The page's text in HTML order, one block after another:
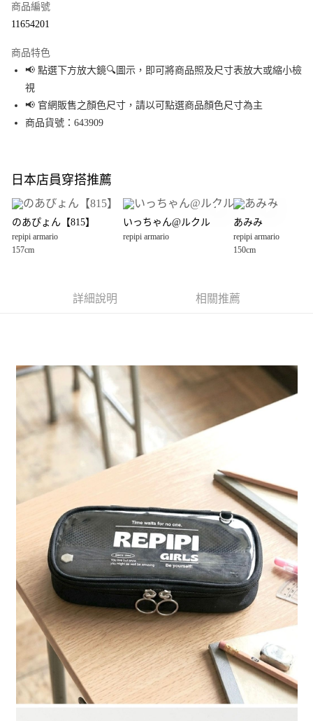
Apple Pay
街口支付
悠遊付
全盈+PAY
大哥付你分期
【大哥付你分期使用說明】
1.本服務由台灣大哥大提供，台灣大哥大用戶可立即使用無須另外申請。
2.付款方式選擇「大哥付你分期」，訂單成立後會自動跳轉到大哥付的交易
3.實際核准額度、可分期數及費用金額請依後續交易確認頁面所載為準。
4.訂單成立30分鐘內，如未前往確認交易或遇審核未通過，訂單將自動取
醒簡訊。
2.透過簡訊連結打開帳單後，可選擇「超商條碼／台灣大直營門市／銀行轉
帳／街口支付／iPASS MONEY」等通路繳費。
【注意事項】
1.本服務係由「台灣大哥大股份有限公司」（以下簡稱本公司）所提供，讓
用戶於交易時，得透過本服務購買商品或服務，並由商店將買賣／分期付款
買賣價金債權讓與本公司後，依約使用本公司帳單繳交帳款。
2.基於同意付款使用「大哥付你分期」之契約關係目的，商店將以您的個人
資料（包含姓名、電話或地址）提供予台灣大哥大進項蒐集、處理及利用，
由本公司與您本人進行分期帳單所需資料之確認、核對及更正。
3.完整用戶服務條款，請詳閱以下連結：https://oppay.tw/userRule
AFTEE先享後付
１．於結帳方式選擇「AFTEE先享後付」後，將跳轉至「AFTEE先享後付」
結帳頁面，進行簡訊認證並確認金額後，即可完成結帳。
２．訂單成立數日內，您將收到繳費通知簡訊。
３．收到繳費通知簡訊後14天內，點擊此簡訊中的連結，可透過四大超商／
ATM／網路銀行／等多元方式進行付款，方視為交易完成。
※ 請注意：結帳手續完成當下不需立刻繳費，但若您需要取消訂單，請聯絡
購買商品的店家。未經商家同意取消之訂單仍視為有效，需透過AFTEE先享
※ 交易是否成功請以「AFTEE先享後付 」之結帳頁面顯示為準，若有關於
是否繳費成功／繳費後需取消欲退款等相關疑問，請聯繫「AFTEE先享後付
客戶支援中心」
https://netprotections.freshdesk.com/support/home
【注意事項】
１．透過由恩沛科技股份有限公司提供之「AFTEE先享後付」服務完成之交
易，需依本服務之必要範圍內提供個人資料，並將交易相關給付款項請求債
權轉讓予恩沛科技股份有限公司。
２．關於個人資料處理事宜，請瀏覽以下網址：https://aftee.tw/terms/#terms3
３．未成年的使用者請事先徵得法定代理人或監護人之同意方可使用
「AFTEE先享後付」，若未經同意申辦者引起之損失，本公司不負相關責
任。
４．使用「AFTEE先享後付」時，將依據個別帳號之用戶狀況，依本公司即
時審查核予不同之上限額度；若仍有額度不足之情形，本公司將視審查結果
請求用戶進行身份認證。
５．嚴禁一人註冊多個帳號或使用他人資訊註冊。若發現惡意使用之情形，
恩沛科技股份有限公司將有權停止該用戶之使用額度並採取法律行動。
每筆NT$80，滿NT$888(含以上)免運費
7-11 取貨付款
每筆NT$80，滿NT$1,500(含以上)免運費
每筆NT$80，滿NT$1,500(含以上)免運費
每筆NT$80，滿NT$1,500(含以上)免運費
商品編號
11654201
商品特色
📢 點選下方放大鏡🔍圖示，即可將商品照及尺寸表放大或縮小檢
視
📢 官網販售之顏色尺寸，請以可點選商品顏色尺寸為主
商品貨號：643909
日本店員穿搭推薦
のあぴょん【815】
repipi armario
157cm
いっちゃん@ルクル
repipi armario
あみみ
repipi armario
150cm
詳細說明 相關推薦